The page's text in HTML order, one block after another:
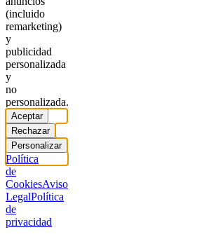
(incluido
remarketing)
y
publicidad
personalizada
y
no
personalizada.
Aceptar
Rechazar
Personalizar
Política
de
CookiesAviso
LegalPolítica
de
privacidad